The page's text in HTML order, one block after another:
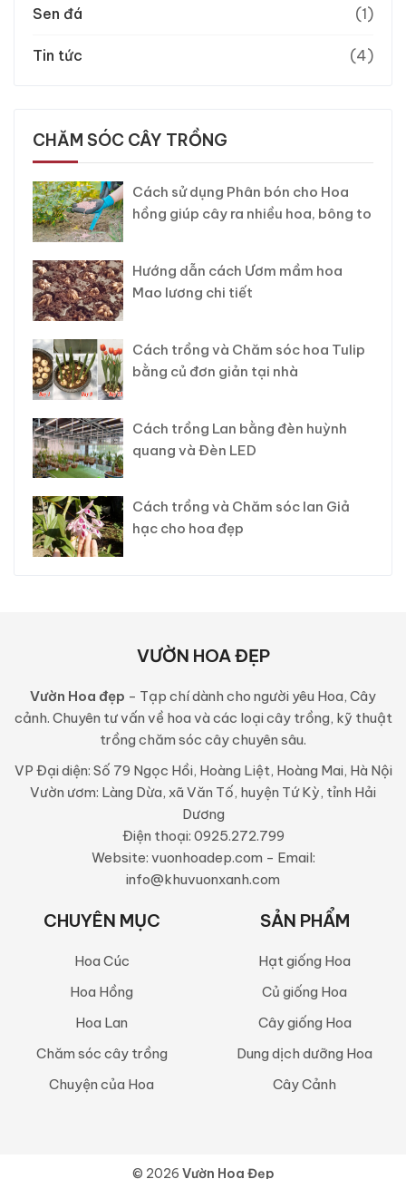
Sen đá (1)
Tin tức (4)
CHĂM SÓC CÂY TRỒNG
Cách sử dụng Phân bón cho Hoa
hồng giúp cây ra nhiều hoa, bông to
Hướng dẫn cách Ươm mầm hoa
Mao lương chi tiết
Cách trồng và Chăm sóc hoa Tulip
bằng củ đơn giản tại nhà
Cách trồng Lan bằng đèn huỳnh
quang và Đèn LED
Cách trồng và Chăm sóc lan Giả
hạc cho hoa đẹp
VƯỜN HOA ĐẸP
Vườn Hoa đẹp - Tạp chí dành cho người yêu Hoa, Cây
cảnh. Chuyên tư vấn về hoa và các loại cây trồng, kỹ thuật
trồng chăm sóc cây chuyên sâu.
VP Đại diện: Số 79 Ngọc Hồi, Hoàng Liệt, Hoàng Mai, Hà Nội
Vườn ươm: Làng Dừa, xã Văn Tố, huyện Tứ Kỳ, tỉnh Hải
Dương
Điện thoại: 0925.272.799
Website: vuonhoadep.com - Email:
info@khuvuonxanh.com
CHUYÊN MỤC
Hoa Cúc
Hoa Hồng
Hoa Lan
Chăm sóc cây trồng
Chuyện của Hoa
SẢN PHẨM
Hạt giống Hoa
Củ giống Hoa
Cây giống Hoa
Dung dịch dưỡng Hoa
Cây Cảnh
© 2026 Vườn Hoa Đẹp